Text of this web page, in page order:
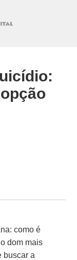
como é
dom mais
buscar a